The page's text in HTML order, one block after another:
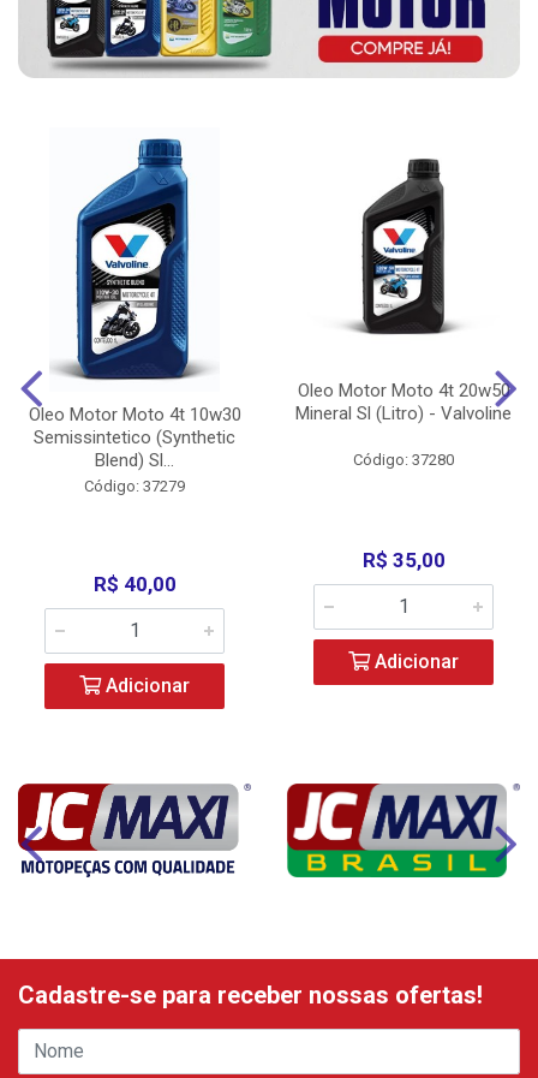
Oleo Motor Moto 4t 10w30
Semissintetico (Synthetic
Blend) Sl...
Código: 37279
R$ 40,00
Adicionar
Oleo Motor Moto 4t 20w50
Mineral Sl (Litro) - Valvoline
Código: 37280
R$ 35,00
Adicionar
Cadastre-se para receber nossas ofertas!